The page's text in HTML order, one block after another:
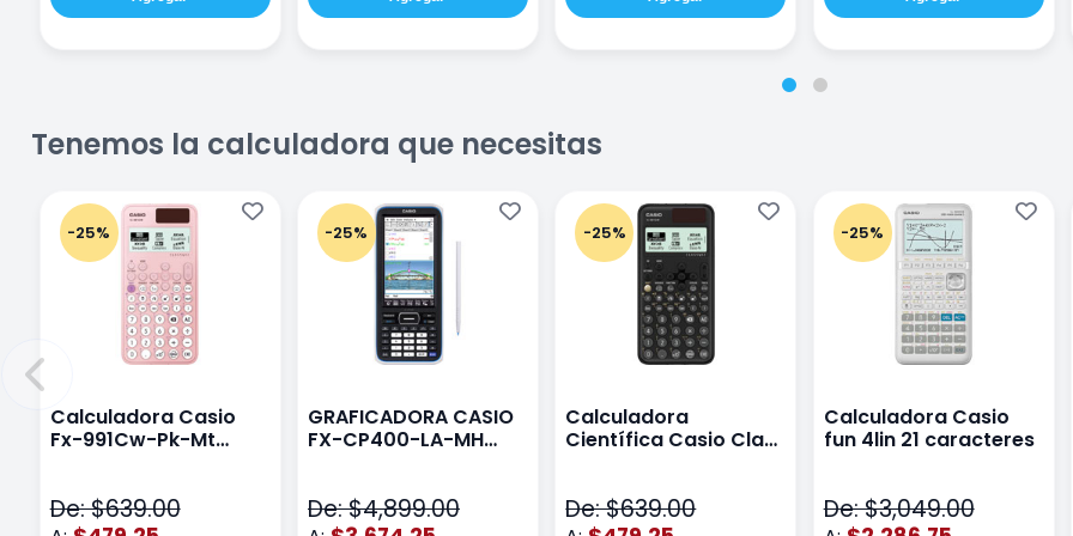
Tenemos la calculadora que necesitas
-25%
Calculadora Casio
Fx-991Cw-Pk-Mt
De: $639.00
-25%
GRAFICADORA CASIO
FX-CP400-LA-MH
De: $4,899.00
-25%
Calculadora
Científica Casio Class
De: $639.00
-25%
Calculadora Casio
fun 4lin 21 caracteres
De: $3,049.00